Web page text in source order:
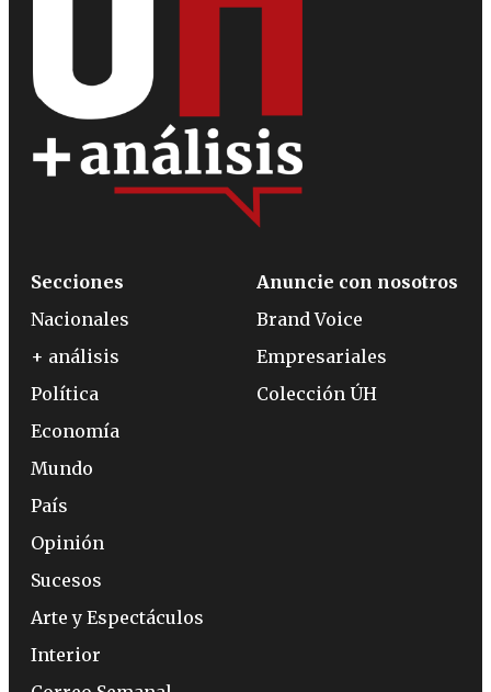
Secciones
Nacionales
+ análisis
Política
Economía
Mundo
País
Opinión
Sucesos
Arte y Espectáculos
Interior
Anuncie con nosotros
Brand Voice
Empresariales
Colección ÚH